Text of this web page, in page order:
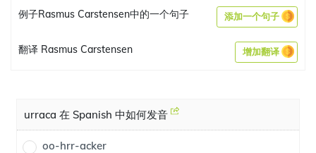
例子Rasmus Carstensen中的一个句子 添加一个句子
翻译 Rasmus Carstensen 增加翻译
urraca 在 Spanish 中如何发音
oo-hrr-acker